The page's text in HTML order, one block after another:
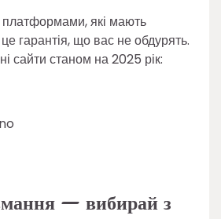
які мають
гарантія, що вас не обдурять.
сайти станом на 2025 рік:
— вибирай з